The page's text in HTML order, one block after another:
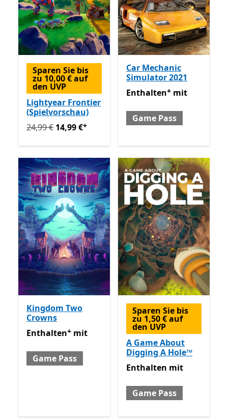
Sparen Sie bis
zu 10,00 € auf
den UVP
Lightyear Frontier
(Spielvorschau)
Ursprünglich 24,99 € jetzt 14,99 €Enthält In-App-
24,99 € 14,99 €+
Car Mechanic
Simulator 2021
Enthalten mit Game Pass
Enthalten+ mit
Game Pass
Kingdom Two
Crowns
Enthalten mit Game Pass
Enthält In-App-Käufe
Enthalten+ mit
Game Pass
Sparen Sie bis
zu 1,50 € auf
den UVP
A Game About
Digging A Hole™
Enthalten mit Game Pass
Enthalten mit
Game Pass